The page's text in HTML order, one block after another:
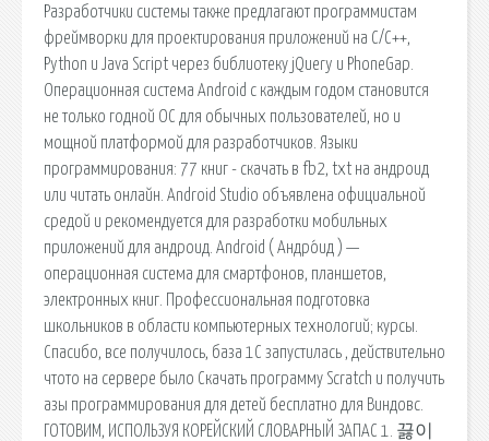
Разработчики системы также предлагают программистам
фреймворки для проектирования приложений на C/C++,
Python и Java Script через библиотеку jQuery и PhoneGap.
Операционная система Android с каждым годом становится
не только годной ОС для обычных пользователей, но и
мощной платформой для разработчиков. Языки
программирования: 77 книг - скачать в fb2, txt на андроид
или читать онлайн. Android Studio объявлена официальной
средой и рекомендуется для разработки мобильных
приложений для андроид. Android ( Андро́ид ) —
операционная система для смартфонов, планшетов,
электронных книг. Профессиональная подготовка
школьников в области компьютерных технологий; курсы.
Спасибо, все получилось, база 1С запустилась , действительно
чтото на сервере было Скачать программу Scratch и получить
азы программирования для детей бесплатно для Виндовс.
ГОТОВИМ, ИСПОЛЬЗУЯ КОРЕЙСКИЙ СЛОВАРНЫЙ ЗАПАС 1. 끓이